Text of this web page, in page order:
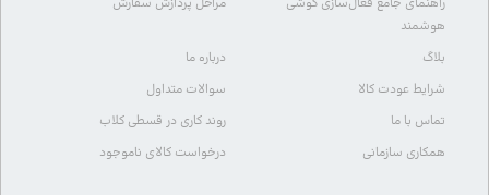
هوشمند
بلاگ
درباره ما
شرایط عودت کالا
سوالات متداول
تماس با ما
روند کاری در قسطی کلاب
همکاری سازمانی
درخواست کالای ناموجود